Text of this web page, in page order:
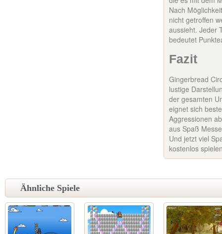
Nach
nicht getroffen
aussieht. Jeder
bedeutet
Fazit
Gingerbread
lustige
der gesamten
eignet sich
Aggressionen
aus Spaß
Und jetzt viel
kostenlos
Ähnliche Spiele